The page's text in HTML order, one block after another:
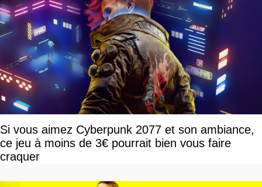
Si vous aimez Cyberpunk 2077 et son ambiance,
ce jeu à moins de 3€ pourrait bien vous faire
craquer